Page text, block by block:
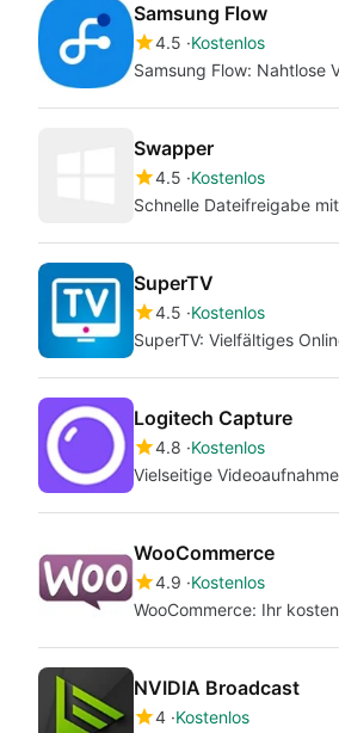
Samsung Flow
4.5 Kostenlos
Samsung Flow: Nahtlose
Swapper
4.5 Kostenlos
Schnelle Dateifreigabe
SuperTV
4.5 Kostenlos
SuperTV: Vielfältiges
Logitech Capture
4.8 Kostenlos
Vielseitige
WooCommerce
4.9 Kostenlos
WooCommerce: Ihr
NVIDIA Broadcast
4 Kostenlos